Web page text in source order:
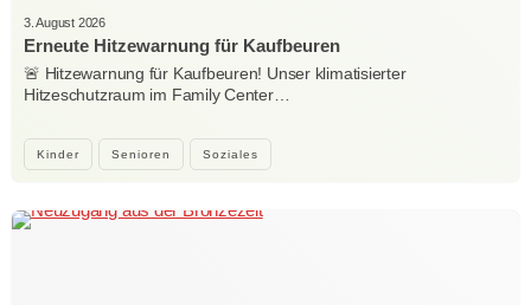
Kinder Senioren Soziales
3. August 2026
Erneute Hitzewarnung für Kaufbeuren
🚨 Hitzewarnung für Kaufbeuren! Unser klimatisierter
Hitzeschutzraum im Family Center…